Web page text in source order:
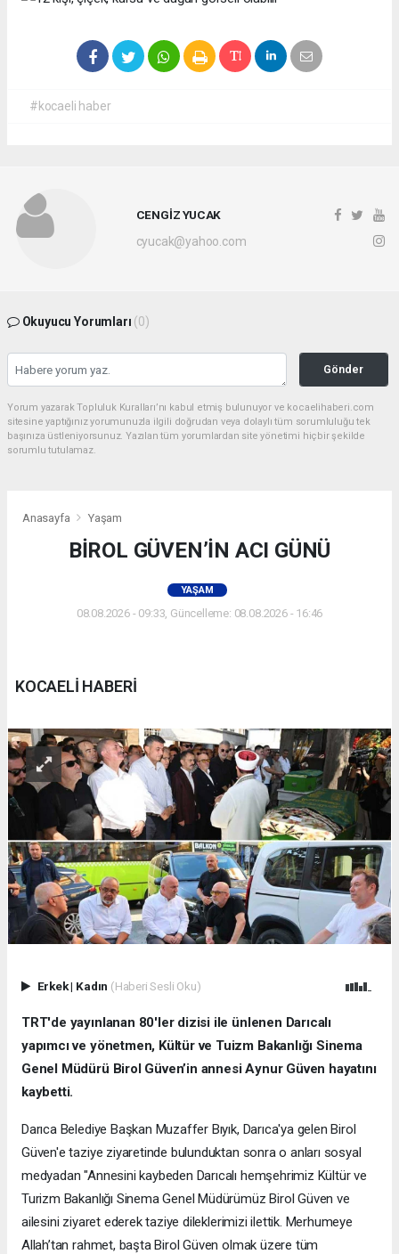
#kocaeli haber
CENGİZ YUCAK
cyucak@yahoo.com
Okuyucu Yorumları (0)
Gönder
Yorum yazarak Topluluk Kuralları’nı kabul etmiş bulunuyor ve kocaelihaberi.com
sitesine yaptığınız yorumunuzla ilgili doğrudan veya dolaylı tüm sorumluluğu tek
başınıza üstleniyorsunuz. Yazılan tüm yorumlardan site yönetimi hiçbir şekilde
sorumlu tutulamaz.
Anasayfa Yaşam
BİROL GÜVEN’İN ACI GÜNÜ
YAŞAM
08.08.2026 - 09:33, Güncelleme: 08.08.2026 - 16:46
KOCAELİ HABERİ
Erkek| Kadın (Haberi Sesli Oku)
TRT'de yayınlanan 80'ler dizisi ile ünlenen Darıcalı
yapımcı ve yönetmen, Kültür ve Tuizm Bakanlığı Sinema
Genel Müdürü Birol Güven’in annesi Aynur Güven hayatını
kaybetti.
Darıca Belediye Başkan Muzaffer Bıyık, Darıca'ya gelen Birol
Güven'e taziye ziyaretinde bulunduktan sonra o anları sosyal
medyadan "Annesini kaybeden Darıcalı hemşehrimiz Kültür ve
Turizm Bakanlığı Sinema Genel Müdürümüz Birol Güven ve
ailesini ziyaret ederek taziye dileklerimizi ilettik. Merhumeye
Allah’tan rahmet, başta Birol Güven olmak üzere tüm